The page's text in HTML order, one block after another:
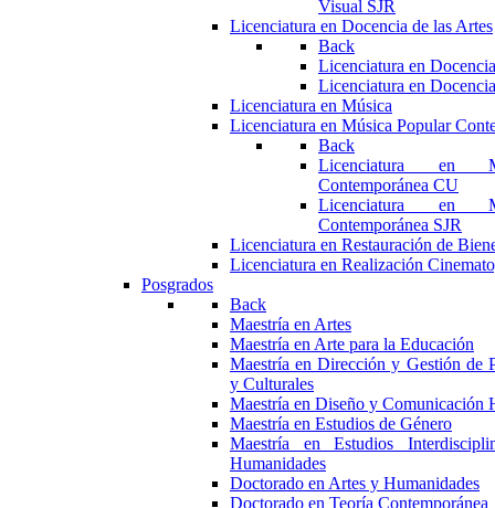
Visual SJR
Licenciatura en Docencia de las Artes
Back
Licenciatura en
Licenciatura en
Licenciatura en Música
Licenciatura en Música Popular
Back
Licenciatura en
Contemporánea CU
Licenciatura en
Contemporánea SJR
Licenciatura en Restauración de
Licenciatura en Realización
Posgrados
Back
Maestría en Artes
Maestría en Arte para la Educación
Maestría en Dirección y Gestión de
y Culturales
Maestría en Diseño y Comunicación
Maestría en Estudios de Género
Maestría en Estudios
Humanidades
Doctorado en Artes y Humanidades
Doctorado en Teoría Contemporánea